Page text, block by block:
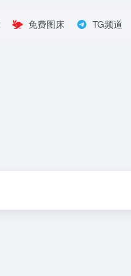
免费图床 TG频道